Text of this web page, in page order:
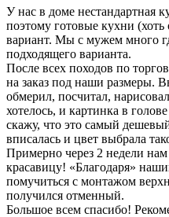
У нас в доме нестандартная
поэтому готовые кухни
вариант. Мы с мужем много
подходящего варианта.
После всех походов по
на заказ под наши размеры.
обмерил, посчитал,
хотелось, и картинка в
скажу, что это самый
вписалась и цвет выбрала
Примерно через 2 недели
красавицу! «Благодаря»
помучиться с монтажом
получился отменный.
Большое всем спасибо!